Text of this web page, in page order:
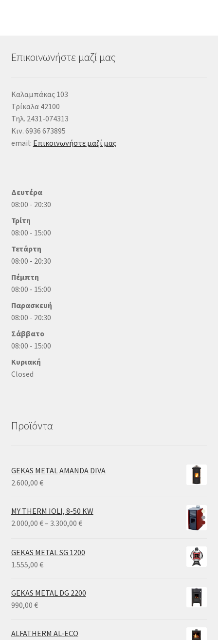
Επικοινωνήστε μαζί μας
Καλαμπάκας 103
Τρίκαλα 42100
Τηλ. 2431-074313
Κιν. 6936 673895
email: Επικοινωνήστε μαζί μας
Δευτέρα
08:00 - 20:30
Τρίτη
08:00 - 15:00
Τετάρτη
08:00 - 20:30
Πέμπτη
08:00 - 15:00
Παρασκευή
08:00 - 20:30
Σάββατο
08:00 - 15:00
Κυριακή
Closed
Προϊόντα
GEKAS METAL AMANDA DIVA
2.600,00 €
MY THERM IOLI, 8-50 KW
2.000,00 €– 3.300,00 €Price
through
GEKAS METAL SG 1200
1.555,00 €
GEKAS METAL DG 2200
990,00 €
ALFATHERM AL-ECO